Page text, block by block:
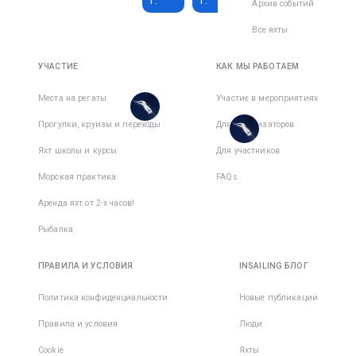
228 €
1командe
активный
Есть
места в
Архив событий
Все яхты
УЧАСТИЕ
Места на регаты
Прогулки, круизы и переходы
Яхт школы и курсы
Морская практика
Аренда яхт от 2-х часов!
Рыбалка
КАК МЫ РАБОТАЕМ
Участие в мероприятиях
Для организаторов
Для участников
FAQs
ПРАВИЛА И УСЛОВИЯ
Политика конфиденциальности
Правила и условия
Cookie
INSAILING БЛОГ
Новые публикации
Люди
Яхты